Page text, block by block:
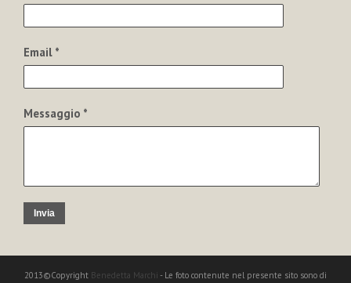
Email *
Messaggio *
Invia
2013©Copyright Benedetta Marchi - Le foto contenute nel presente sito sono di